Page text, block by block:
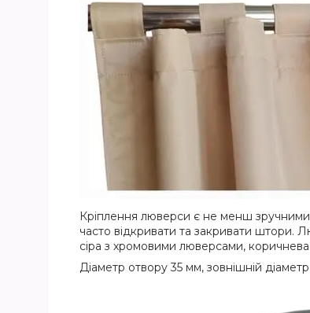
Кріплення люверси є не менш
часто відкривати та закривати штори.
сіра з хромовими люверсами,
Діаметр отвору 35 мм, зовнішній